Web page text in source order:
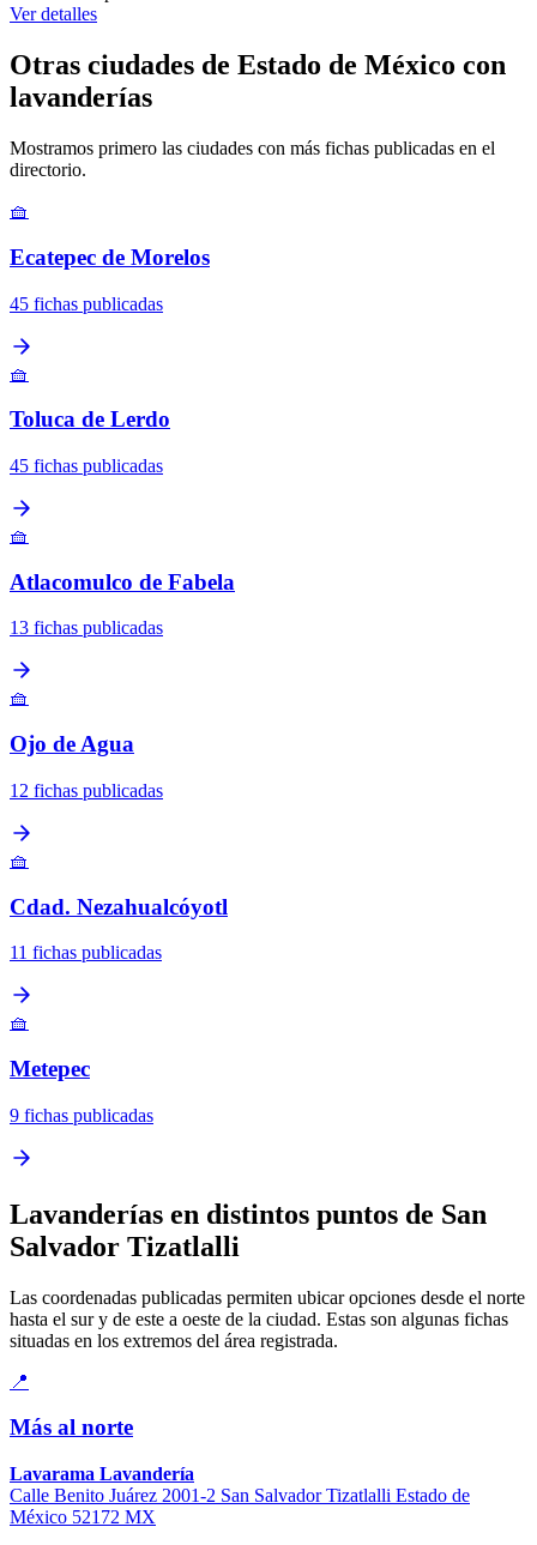
Ver detalles
Otras ciudades de Estado de México con
lavanderías
Mostramos primero las ciudades con más fichas publicadas en el
directorio.
🧺
Ecatepec de Morelos
45 fichas publicadas
🧺
Toluca de Lerdo
45 fichas publicadas
🧺
Atlacomulco de Fabela
13 fichas publicadas
🧺
Ojo de Agua
12 fichas publicadas
🧺
Cdad. Nezahualcóyotl
11 fichas publicadas
🧺
Metepec
9 fichas publicadas
Lavanderías en distintos puntos de San
Salvador Tizatlalli
Las coordenadas publicadas permiten ubicar opciones desde el norte
hasta el sur y de este a oeste de la ciudad. Estas son algunas fichas
situadas en los extremos del área registrada.
📍
Más al norte
Lavarama Lavandería
Calle Benito Juárez 2001-2 San Salvador Tizatlalli Estado de
México 52172 MX